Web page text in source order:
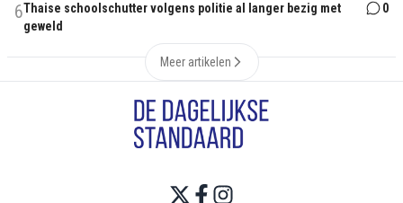
6Thaise schoolschutter volgens politie al langer bezig met
geweld
0
Meer artikelen